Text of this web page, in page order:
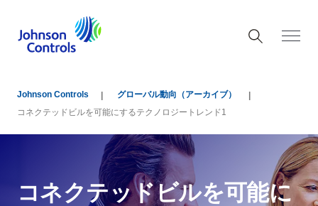
Johnson Controls
グローバル動向（アーカイブ）
コネクテッドビルを可能にするテクノロジートレンド1
コネクテッドビルを可能に